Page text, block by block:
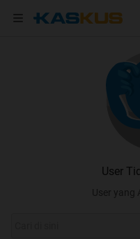
User
User yang